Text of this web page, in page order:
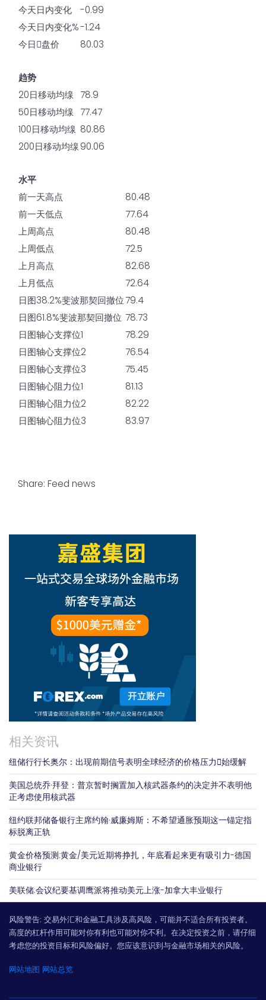
今天日内变化
-0.99
今天日内变化%-1.24
今日𫔭盘价
80.03
趋势
20日移动均缐 78.9
50日移动均缐 77.47
100日移动均缐 80.86
200日移动均缐90.06
水平
前一天高点
80.48
前一天低点
77.64
上周高点
80.48
上周低点
72.5
上月高点
82.68
上月低点
72.64
日图38.2%斐波那契回撤位79.4
日图61.8%斐波那契回撤位 78.73
日图轴心支撑位1
78.29
日图轴心支撑位2
76.54
日图轴心支撑位3
75.45
日图轴心阻力位1
81.13
日图轴心阻力位2
82.22
日图轴心阻力位3
83.97
Share: Feed news
相关资讯
纽储行行长奥尔：出现前期信号表明全球经济的价格压力𫔭始缓解
美国总统乔·拜登：普京暂时搁置加入核武器条约的决定并不表明他
正考虑使用核武器
纽约联邦储备银行主席约翰·威廉姆斯：不希望通胀预期这一锚定指
标脱离正轨
黄金价格预测:黄金/美元近期将挣扎，年底看起来更有吸引力-德国
商业银行
美联储:会议纪要基调鹰派将推动美元上涨-加拿大丰业银行
风险警告: 交易外汇和金融工具涉及高风险，可能并不适合所有投资者。
高度的杠杆作用可能对你有利也可能对你不利。在决定投资之前，请仔细
考虑您的投资目标和风险偏好。您应该意识到与金融市场相关的风险。
网站地图 网站总览